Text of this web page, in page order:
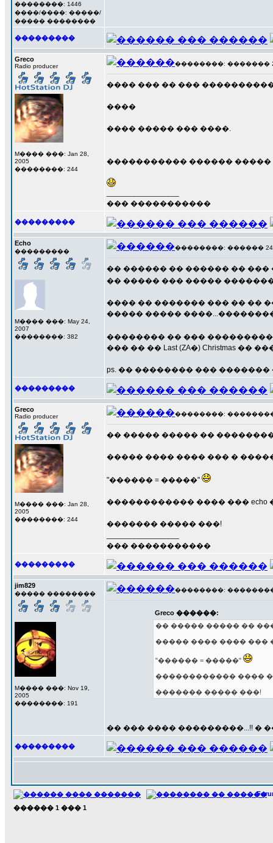
��������: 1446
����/����: �����/
����� ��������
���������
Greco
Radio producer
M���� ���: Jan 28,
2005
��������: 244
��������: ������� 23
���� ��� �� ���
����
���� ����� ��� ����.
����������� ������ �����
��� �����������
���������
Echo
���������
M���� ���: May 24,
2007
��������: 382
��������: ������ 24
�� ������ �� ������ ��
�� ����� ��� �����
���� �� ������� ��� �� ��
����� �����
�������� �� ���
��� �� �� Last (ZA�) Christmas ��
ps. �� �������� ���
���������
Greco
Radio producer
M���� ���: Jan 28,
2005
��������: 244
��������: ���������
�� ����� ����� ��
����� ���� ���� ��� �
"������ = �����"
������������ ���� ���
������� ����� ���!
��� �����������
���������
jim829
����� ��������
M���� ���: Nov 19,
2005
��������: 191
��������: ���������
Greco ������:
�� ����� ����� ��
����� ���� ���� ���
"������ = �����"
������������ ����
������� ����� ���!
�� ��� ���� ���������...!! �
���������
������ 1 ��� 1